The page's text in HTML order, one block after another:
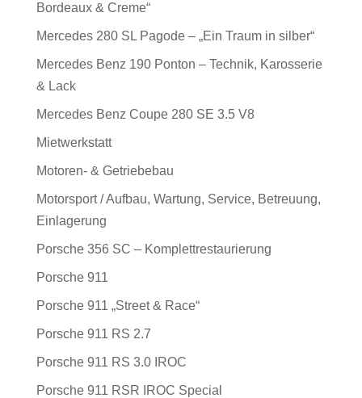
Bordeaux & Creme“
Mercedes 280 SL Pagode – „Ein Traum in silber“
Mercedes Benz 190 Ponton – Technik, Karosserie
& Lack
Mercedes Benz Coupe 280 SE 3.5 V8
Mietwerkstatt
Motoren- & Getriebebau
Motorsport / Aufbau, Wartung, Service, Betreuung,
Einlagerung
Porsche 356 SC – Komplettrestaurierung
Porsche 911
Porsche 911 „Street & Race“
Porsche 911 RS 2.7
Porsche 911 RS 3.0 IROC
Porsche 911 RSR IROC Special